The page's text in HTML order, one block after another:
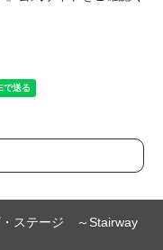
ステージ ～Stairway